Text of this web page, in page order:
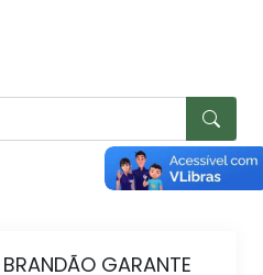
GARANTE